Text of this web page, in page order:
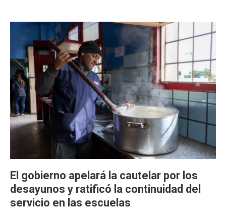
El gobierno apelará la cautelar por los
desayunos y ratificó la continuidad del
servicio en las escuelas